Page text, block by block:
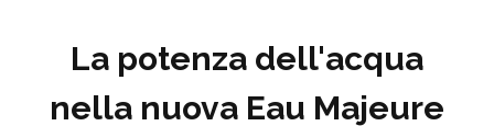
La potenza dell'acqua
nella nuova Eau Majeure